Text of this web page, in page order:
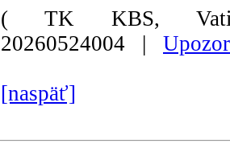
( TK KBS,
20260524004 |
[naspäť]